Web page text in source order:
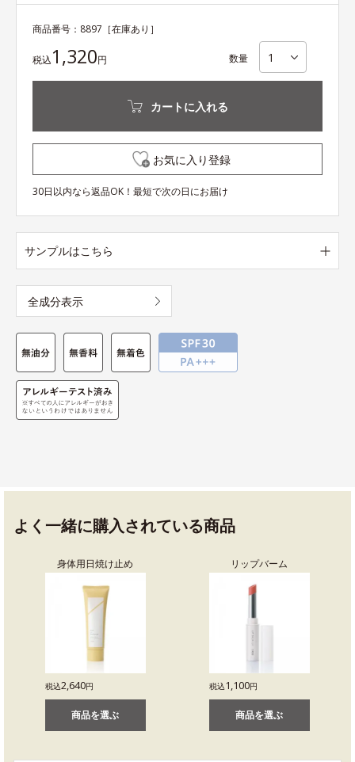
商品番号： 8897 ［在庫あり］
税込1,320円 数量
カートに入れる
お気に入り登録
30日以内なら返品OK！最短で次の日にお届け
サンプルはこちら
全成分表示
よく一緒に購入されている商品
身体用日焼け止め
税込2,640円
商品を選ぶ
リップバーム
税込1,100円
商品を選ぶ